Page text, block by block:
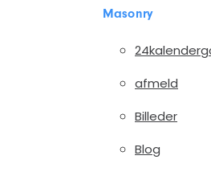
Masonry
afmeld
Billeder
Blog